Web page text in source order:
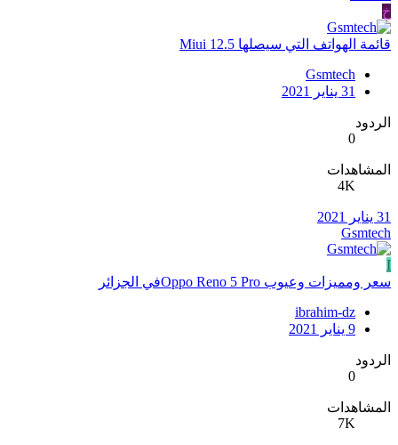
خ
قائمة الهواتف التي سيصلها Miui 12.5
Gsmtech
31 يناير 2021
الردود
0
المشاهدات
4K
31 يناير 2021
Gsmtech
I
سعر ومميزات وعيوب Oppo Reno 5 Proفي الجزائر
ibrahim-dz
9 يناير 2021
الردود
0
المشاهدات
7K